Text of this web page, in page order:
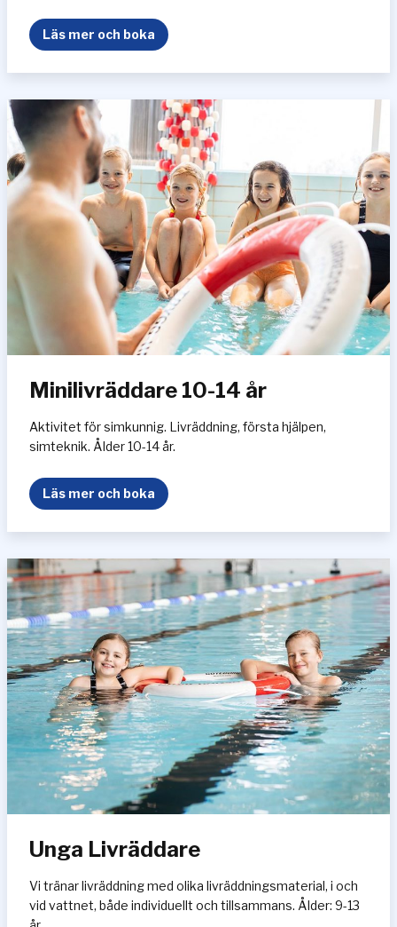
Läs mer och boka
i
n
v
r
ä
d
d
a
r
e
6
-
r
Minilivräddare 10-14 år
Aktivitet för simkunnig. Livräddning, första hjälpen,
simteknik. Ålder 10-14 år.
Läs mer och boka
i
n
l
i
v
r
ä
d
d
a
r
e
1
0
-
4
r
Unga Livräddare
Vi tränar livräddning med olika livräddningsmaterial, i och
vid vattnet, både individuellt och tillsammans. Ålder: 9-13